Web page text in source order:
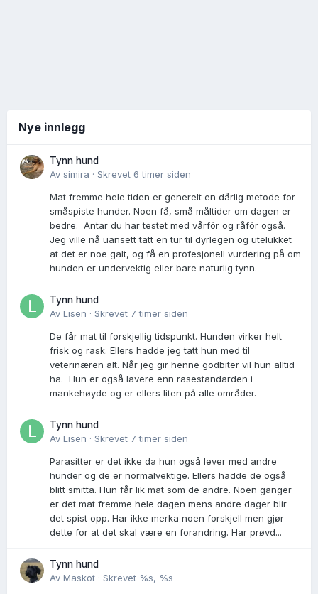
Nye innlegg
Tynn hund
Av simira · Skrevet 6 timer siden
Mat fremme hele tiden er generelt en dårlig metode for
småspiste hunder. Noen få, små måltider om dagen er
bedre. Antar du har testet med vårfôr og råfôr også.
Jeg ville nå uansett tatt en tur til dyrlegen og utelukket
at det er noe galt, og få en profesjonell vurdering på om
hunden er undervektig eller bare naturlig tynn.
Tynn hund
Av Lisen · Skrevet 7 timer siden
De får mat til forskjellig tidspunkt. Hunden virker helt
frisk og rask. Ellers hadde jeg tatt hun med til
veterinæren alt. Når jeg gir henne godbiter vil hun alltid
ha. Hun er også lavere enn rasestandarden i
mankehøyde og er ellers liten på alle områder.
Tynn hund
Av Lisen · Skrevet 7 timer siden
Parasitter er det ikke da hun også lever med andre
hunder og de er normalvektige. Ellers hadde de også
blitt smitta. Hun får lik mat som de andre. Noen ganger
er det mat fremme hele dagen mens andre dager blir
det spist opp. Har ikke merka noen forskjell men gjør
dette for at det skal være en forandring. Har prøvd...
Tynn hund
Av Maskot · Skrevet %s, %s